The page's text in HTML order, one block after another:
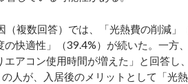
複数回答）では、「光熱費の削減」
快適性」（39.4%）が続いた。一方
アコン使用時間が増えた」と回答し
人が、入居後のメリットとして「光